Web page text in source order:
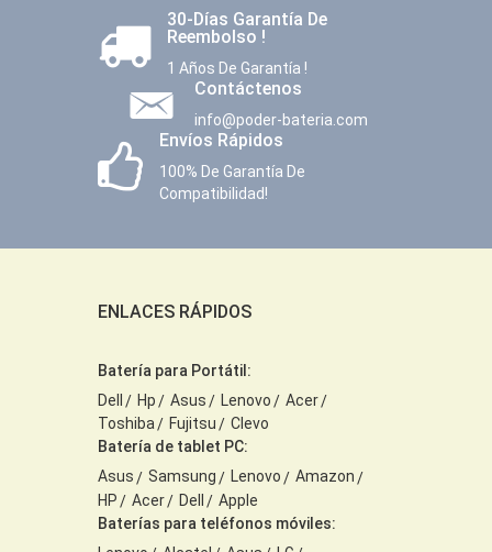
30-Días Garantía De
Reembolso !
1 Años De Garantía !
Contáctenos
info@poder-bateria.com
Envíos Rápidos
100% De Garantía De
Compatibilidad!
ENLACES RÁPIDOS
Batería para Portátil:
Dell
Hp Asus Lenovo
Acer
Toshiba
Fujitsu
Clevo
Batería de tablet PC:
Asus
Samsung Lenovo
Amazon
HP
Acer Dell
Apple
Baterías para teléfonos móviles: